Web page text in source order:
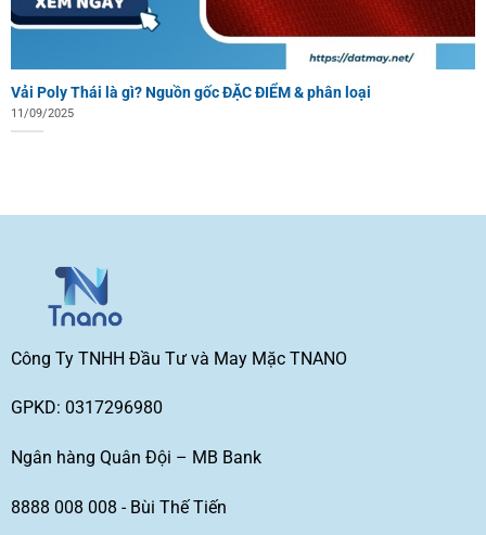
Vải Poly Thái là gì? Nguồn gốc ĐẶC ĐIỂM & phân loại
11/09/2025
Công Ty TNHH Đầu Tư và May Mặc TNANO
GPKD: 0317296980
Ngân hàng Quân Đội – MB Bank
8888 008 008 - Bùi Thế Tiến